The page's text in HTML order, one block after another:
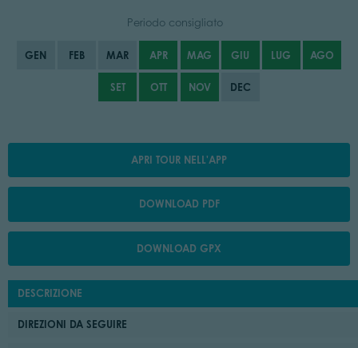
Periodo consigliato
GEN FEB MAR APR MAG GIU LUG AGO
SET OTT NOV DEC
APRI TOUR NELL'APP
DOWNLOAD PDF
DOWNLOAD GPX
DESCRIZIONE
DIREZIONI DA SEGUIRE